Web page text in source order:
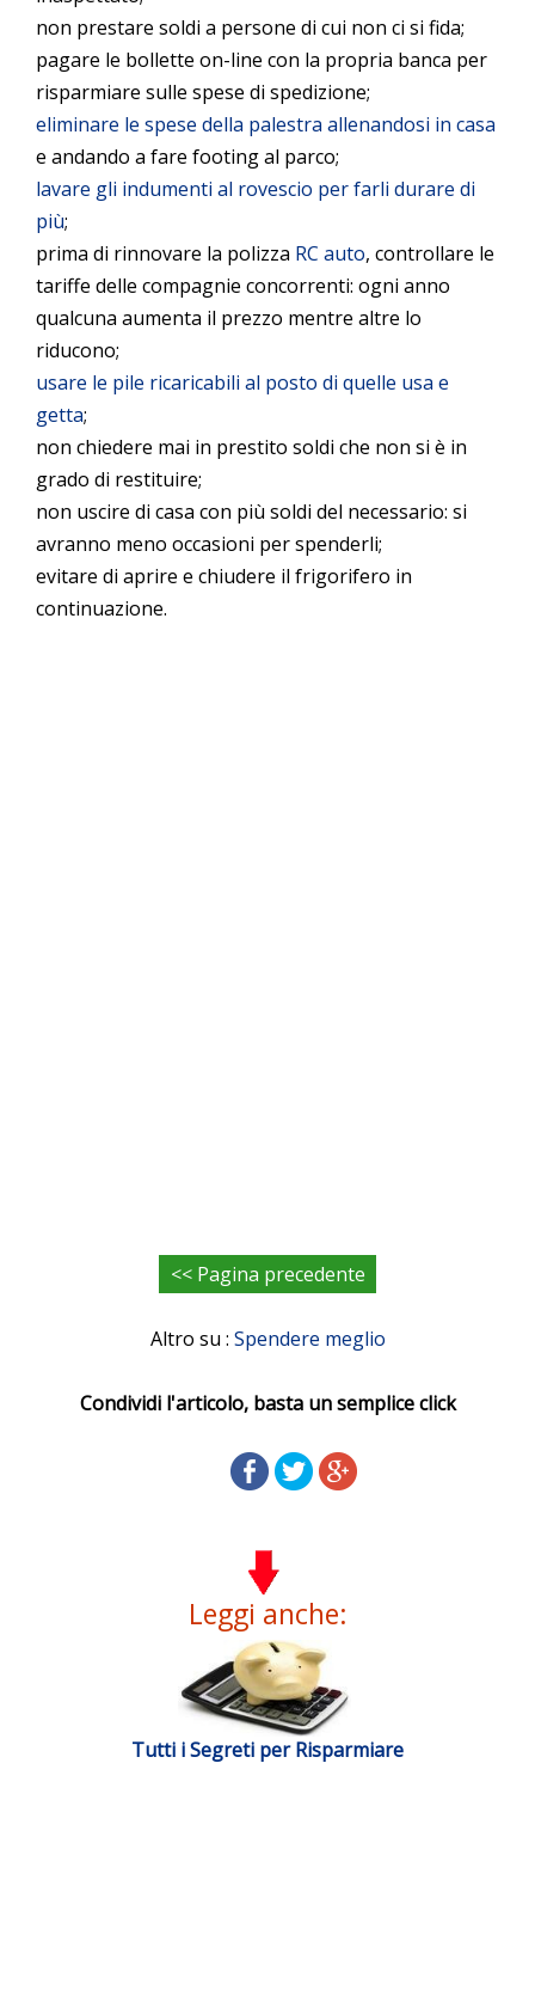
non prestare soldi a persone di cui non ci si fida;
pagare le bollette on-line con la propria banca per
risparmiare sulle spese di spedizione;
eliminare le spese della palestra allenandosi in casa
e andando a fare footing al parco;
lavare gli indumenti al rovescio per farli durare di
più;
prima di rinnovare la polizza RC auto, controllare le
tariffe delle compagnie concorrenti: ogni anno
qualcuna aumenta il prezzo mentre altre lo
riducono;
usare le pile ricaricabili al posto di quelle usa e
getta;
non chiedere mai in prestito soldi che non si è in
grado di restituire;
non uscire di casa con più soldi del necessario: si
avranno meno occasioni per spenderli;
evitare di aprire e chiudere il frigorifero in
continuazione.
<< Pagina precedente
Altro su : Spendere meglio
Condividi l'articolo, basta un semplice click
Leggi anche:
Tutti i Segreti per Risparmiare